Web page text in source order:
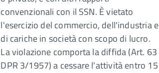
convenzionali con il SSN. È vietato
l'esercizio del commercio, dell'industria e
di cariche in società con scopo di lucro.
La violazione comporta la diffida (Art. 63
DPR 3/1957) a cessare l'attività entro 15